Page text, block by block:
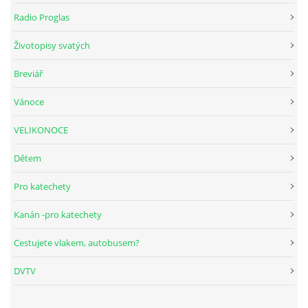
HUDEBNÍ KOUTEK
ODKAZY
Farnost Studená
Radio Proglas
Životopisy svatých
Breviář
Vánoce
VELIKONOCE
Dětem
Pro katechety
Kanán -pro katechety
Cestujete vlakem, autobusem?
DVTV